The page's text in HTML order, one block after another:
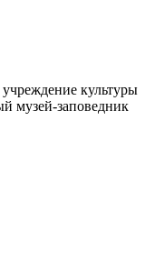
культуры
музей-заповедник